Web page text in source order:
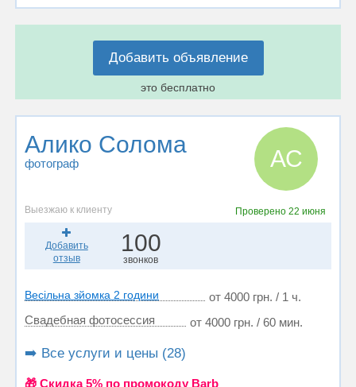
Добавить объявление
это бесплатно
Алико Солома
фотограф АС
Выезжаю к клиенту Проверено 22 июня
Добавить
отзыв
100
звонков
Весільна зйомка 2 години
от 4000 грн. / 1 ч.
Свадебная фотосессия
от 4000 грн. / 60 мин.
➡️ Все услуги и цены (28)
🎁 Cкидка 5% по промокоду Barb